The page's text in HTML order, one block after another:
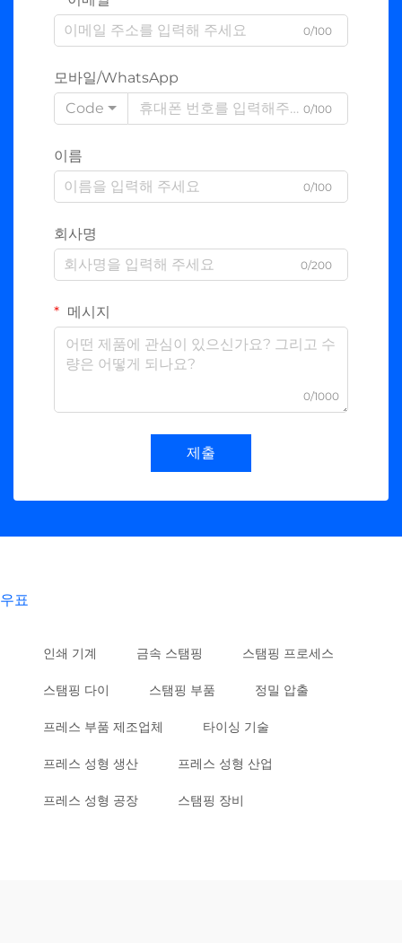
0/100
모바일/WhatsApp
Code
0/100
이름
0/100
회사명
0/200
메시지
0/1000
제출
우표
인쇄 기계 금속 스탬핑 스탬핑 프로세스
스탬핑 다이 스탬핑 부품 정밀 압출
프레스 부품 제조업체 타이싱 기술
프레스 성형 생산 프레스 성형 산업
프레스 성형 공장 스탬핑 장비